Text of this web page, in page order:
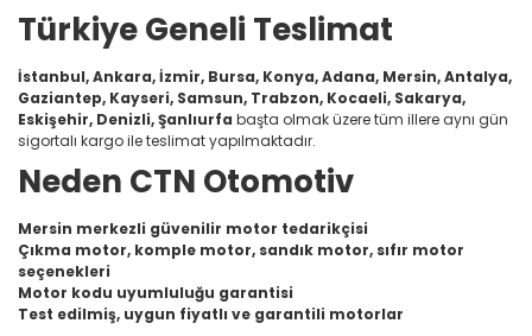
Türkiye Geneli Teslimat
İstanbul, Ankara, İzmir, Bursa, Konya, Adana, Mersin, Antalya,
Gaziantep, Kayseri, Samsun, Trabzon, Kocaeli, Sakarya,
Eskişehir, Denizli, Şanlıurfa başta olmak üzere tüm illere aynı gün
sigortalı kargo ile teslimat yapılmaktadır.
Neden CTN Otomotiv
Mersin merkezli güvenilir motor tedarikçisi
Çıkma motor, komple motor, sandık motor, sıfır motor
seçenekleri
Motor kodu uyumluluğu garantisi
Test edilmiş, uygun fiyatlı ve garantili motorlar